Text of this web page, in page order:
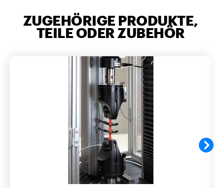
ZUGEHÖRIGE PRODUKTE,
TEILE ODER ZUBEHÖR